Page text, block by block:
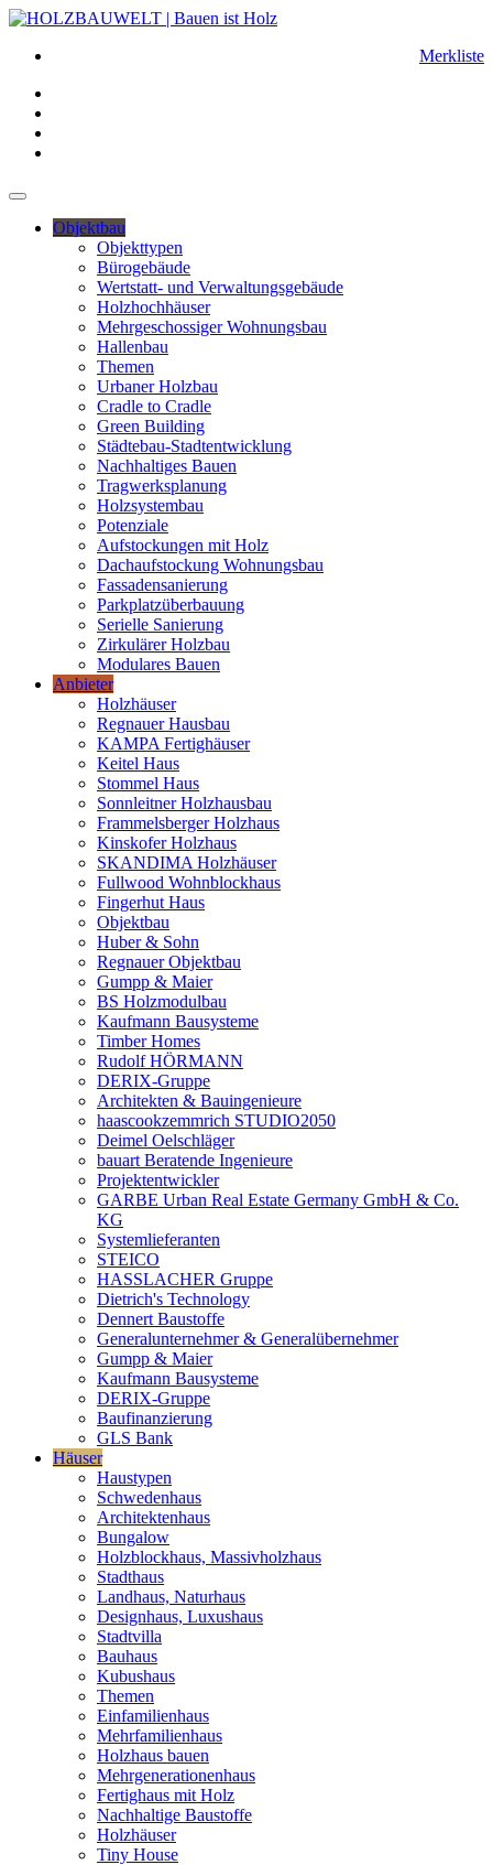
Merkliste
Objektbau
Objekttypen
Bürogebäude
Wertstatt- und Verwaltungsgebäude
Holzhochhäuser
Mehrgeschossiger Wohnungsbau
Hallenbau
Themen
Urbaner Holzbau
Cradle to Cradle
Green Building
Städtebau-Stadtentwicklung
Nachhaltiges Bauen
Tragwerksplanung
Holzsystembau
Potenziale
Aufstockungen mit Holz
Dachaufstockung Wohnungsbau
Fassadensanierung
Parkplatzüberbauung
Serielle Sanierung
Zirkulärer Holzbau
Modulares Bauen
Anbieter
Holzhäuser
Regnauer Hausbau
KAMPA Fertighäuser
Keitel Haus
Stommel Haus
Sonnleitner Holzhausbau
Frammelsberger Holzhaus
Kinskofer Holzhaus
SKANDIMA Holzhäuser
Fullwood Wohnblockhaus
Fingerhut Haus
Objektbau
Huber & Sohn
Regnauer Objektbau
Gumpp & Maier
BS Holzmodulbau
Kaufmann Bausysteme
Timber Homes
Rudolf HÖRMANN
DERIX-Gruppe
Architekten & Bauingenieure
haascookzemmrich STUDIO2050
Deimel Oelschläger
bauart Beratende Ingenieure
Projektentwickler
GARBE Urban Real Estate Germany GmbH & Co.
KG
Systemlieferanten
STEICO
HASSLACHER Gruppe
Dietrich's Technology
Dennert Baustoffe
Generalunternehmer & Generalübernehmer
Gumpp & Maier
Kaufmann Bausysteme
DERIX-Gruppe
Baufinanzierung
GLS Bank
Häuser
Haustypen
Schwedenhaus
Architektenhaus
Bungalow
Holzblockhaus, Massivholzhaus
Stadthaus
Landhaus, Naturhaus
Designhaus, Luxushaus
Stadtvilla
Bauhaus
Kubushaus
Themen
Einfamilienhaus
Mehrfamilienhaus
Holzhaus bauen
Mehrgenerationenhaus
Fertighaus mit Holz
Nachhaltige Baustoffe
Holzhäuser
Tiny House